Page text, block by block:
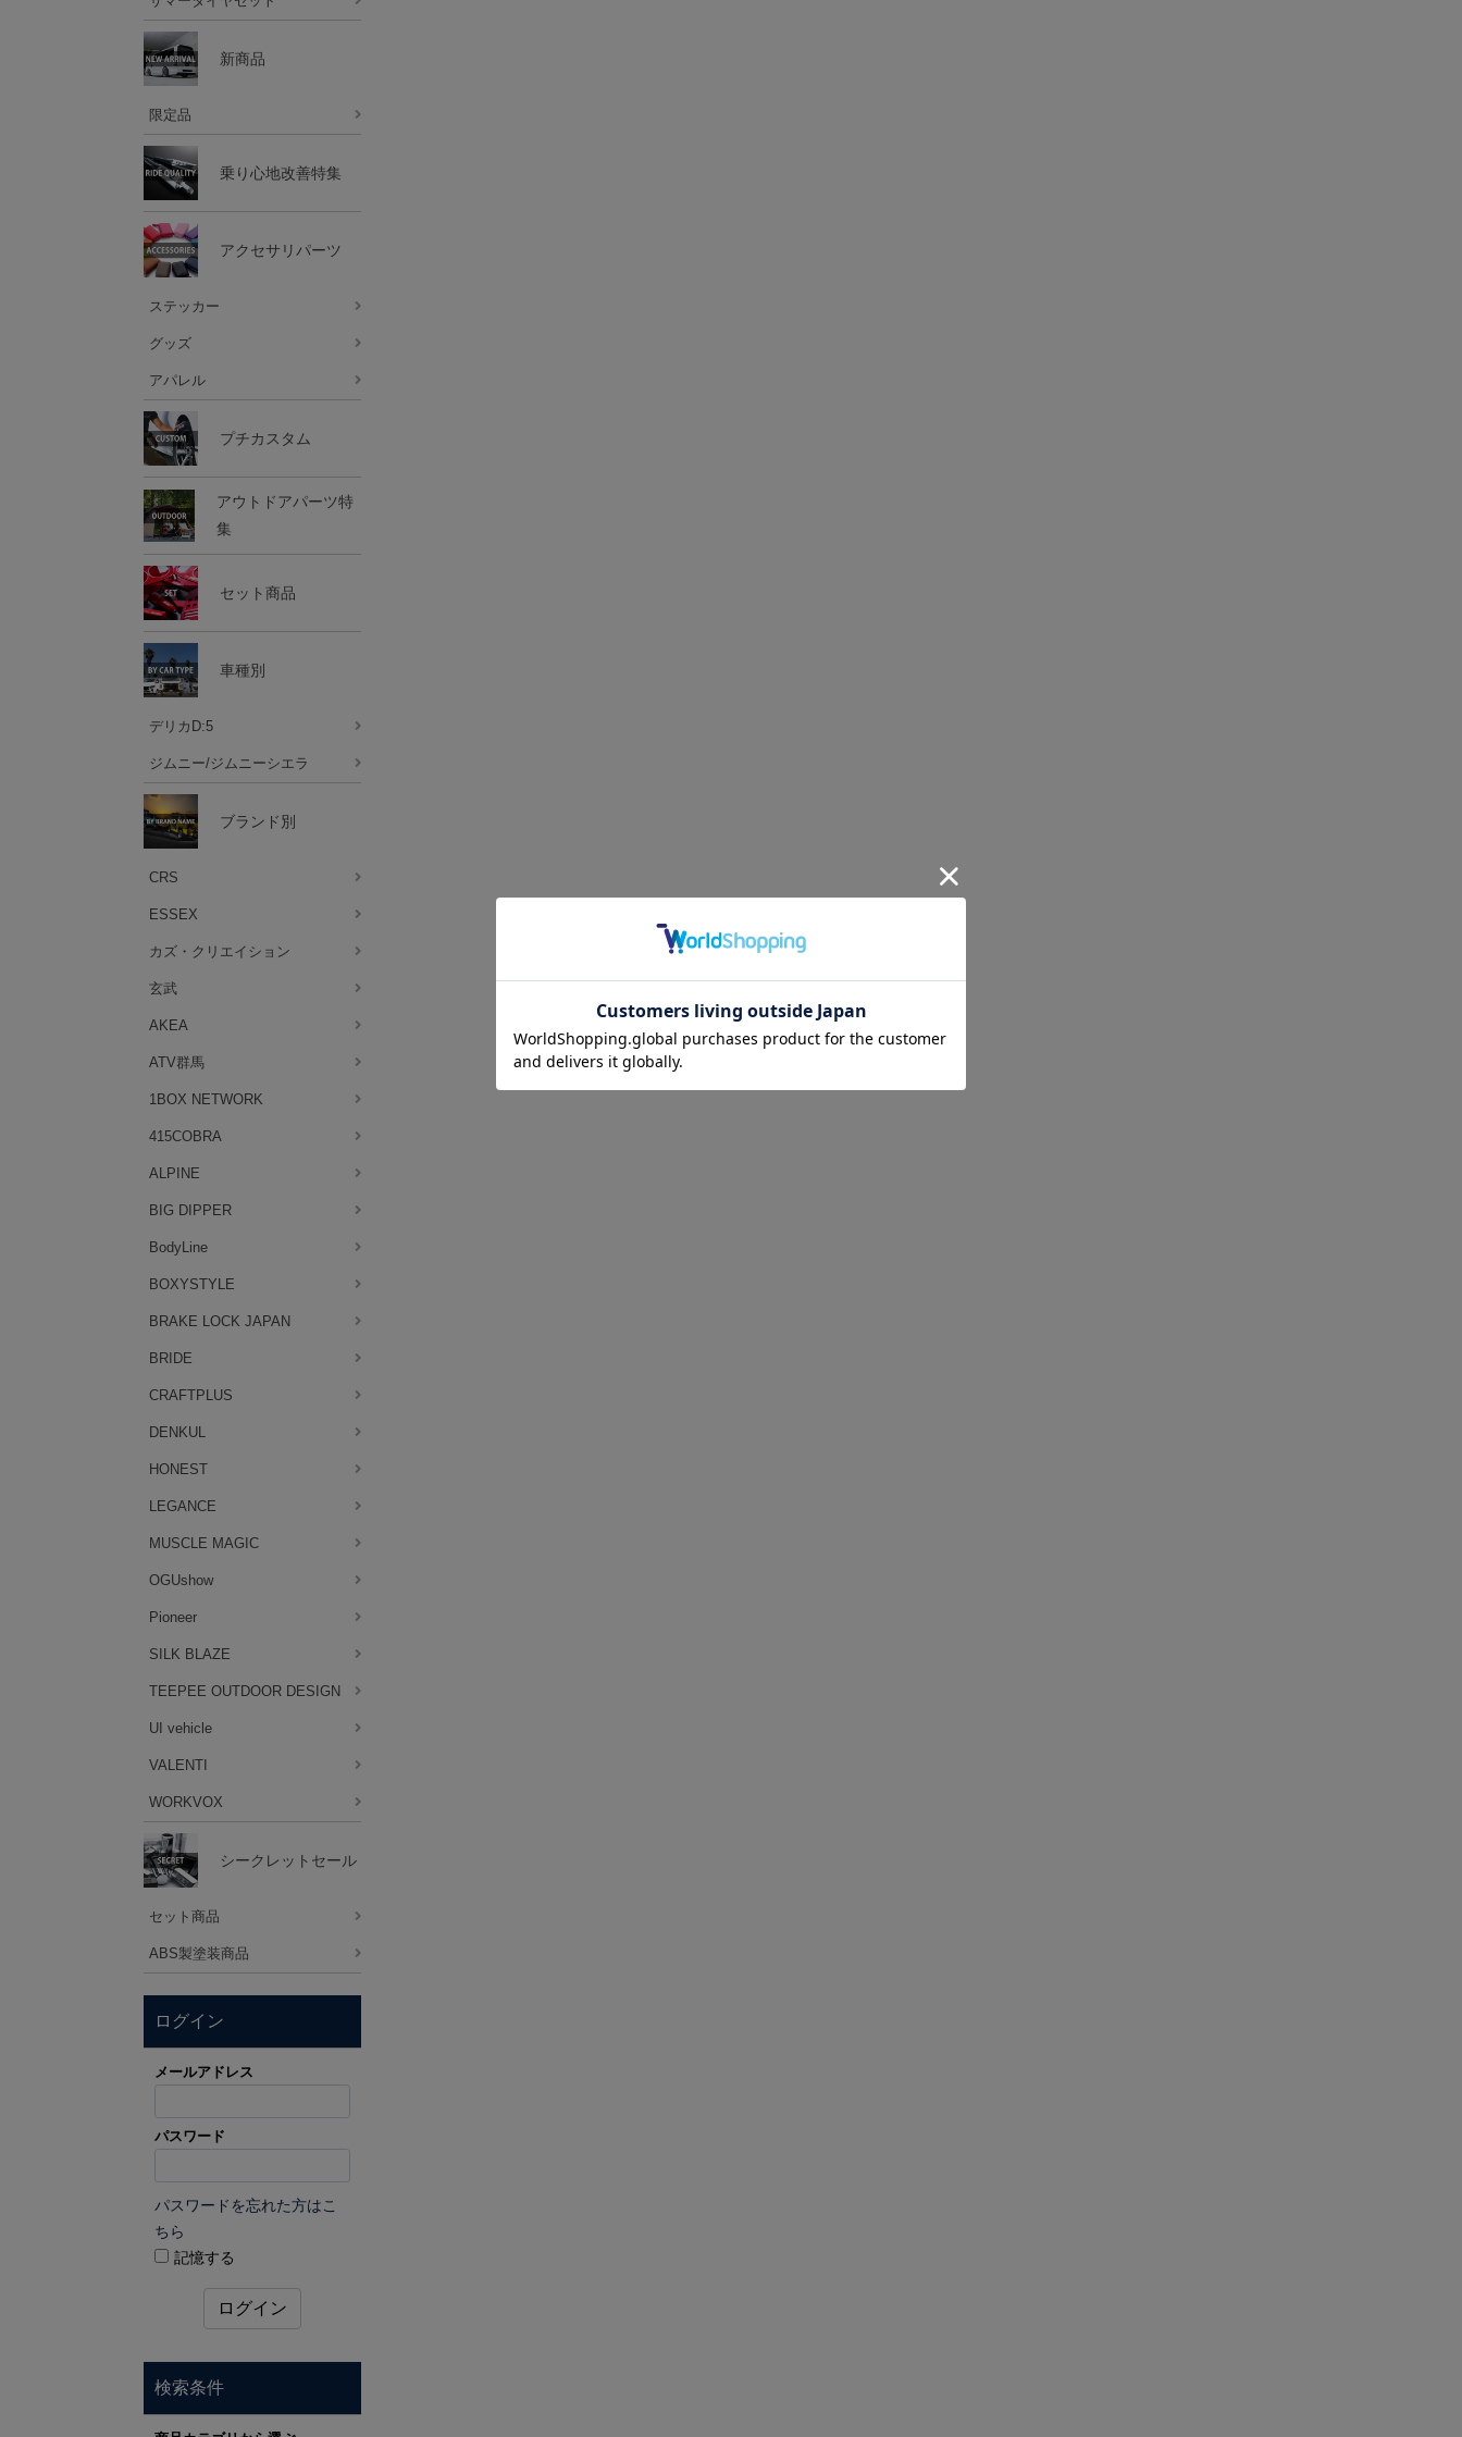
新商品
限定品
乗り心地改善特集
アクセサリパーツ
ステッカー
グッズ
アパレル
プチカスタム
アウトドアパーツ特
集
セット商品
車種別
デリカD:5
ジムニー/ジムニーシエラ
ブランド別
CRS
ESSEX
カズ・クリエイション
玄武
AKEA
ATV群馬
1BOX NETWORK
415COBRA
ALPINE
BIG DIPPER
BodyLine
BOXYSTYLE
BRAKE LOCK JAPAN
BRIDE
CRAFTPLUS
DENKUL
HONEST
LEGANCE
MUSCLE MAGIC
OGUshow
Pioneer
SILK BLAZE
TEEPEE OUTDOOR DESIGN
UI vehicle
VALENTI
WORKVOX
シークレットセール
セット商品
ABS製塗装商品
ログイン
メールアドレス
パスワード
パスワードを忘れた方はこ
ちら
記憶する
ログイン
検索条件